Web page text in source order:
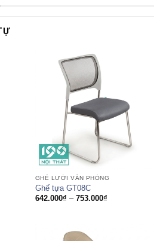
GHẾ LƯỚI VĂN PHÒNG
Ghế tựa GT08C
642.000₫ – 753.000₫Khoảng